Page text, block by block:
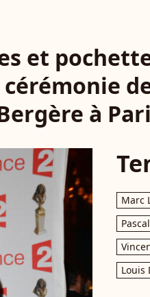
et
à
Marc
Louis